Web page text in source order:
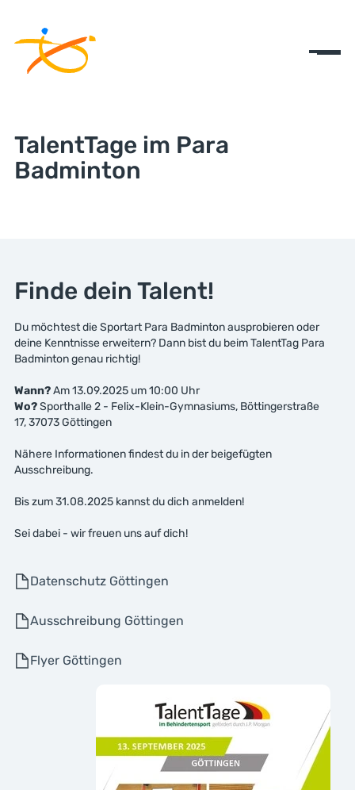
TalentTage im Para
Badminton
Finde dein Talent!
Du möchtest die Sportart Para Badminton ausprobieren oder
deine Kenntnisse erweitern? Dann bist du beim TalentTag Para
Badminton genau richtig!
Wann?Am 13.09.2025 um 10:00 Uhr
Wo?Sporthalle 2 - Felix-Klein-Gymnasiums, Böttingerstraße
17, 37073 Göttingen
Nähere Informationen findest du in der beigefügten
Ausschreibung.
Bis zum 31.08.2025 kannst du dich anmelden!
Sei dabei - wir freuen uns auf dich!
Datenschutz Göttingen
Ausschreibung Göttingen
Flyer Göttingen